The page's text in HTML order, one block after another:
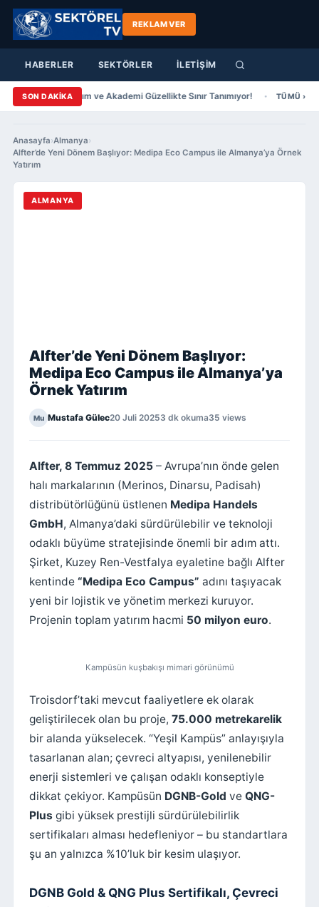
REKLAM VER
HABERLER SEKTÖRLER İLETİŞİM
SON DAKİKA
Saç Tasarım ve Akademi Güzellikte Sınır Tanımıyor! Şenol
TÜMÜ ›
Anasayfa›Almanya›
Alfter’de Yeni Dönem Başlıyor: Medipa Eco Campus ile Almanya’ya Örnek
Yatırım
ALMANYA
Alfter’de Yeni Dönem Başlıyor:
Medipa Eco Campus ile Almanya’ya
Örnek Yatırım
Mu Mustafa Gülec20 Juli 20253 dk okuma35 views
Alfter, 8 Temmuz 2025 – Avrupa’nın önde gelen
halı markalarının (Merinos, Dinarsu, Padisah)
distribütörlüğünü üstlenen Medipa Handels
GmbH, Almanya’daki sürdürülebilir ve teknoloji
odaklı büyüme stratejisinde önemli bir adım attı.
Şirket, Kuzey Ren-Vestfalya eyaletine bağlı Alfter
kentinde “Medipa Eco Campus” adını taşıyacak
yeni bir lojistik ve yönetim merkezi kuruyor.
Projenin toplam yatırım hacmi 50 milyon euro.
Kampüsün kuşbakışı mimari görünümü
Troisdorf’taki mevcut faaliyetlere ek olarak
geliştirilecek olan bu proje, 75.000 metrekarelik
bir alanda yükselecek. “Yeşil Kampüs” anlayışıyla
tasarlanan alan; çevreci altyapısı, yenilenebilir
enerji sistemleri ve çalışan odaklı konseptiyle
dikkat çekiyor. Kampüsün DGNB-Gold ve QNG-
Plus gibi yüksek prestijli sürdürülebilirlik
sertifikaları alması hedefleniyor – bu standartlara
şu an yalnızca %10’luk bir kesim ulaşıyor.
DGNB Gold & QNG Plus Sertifikalı, Çevreci